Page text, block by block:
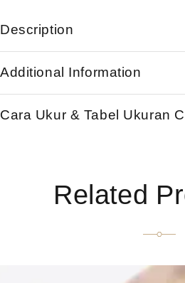
Description
Additional Information
Cara Ukur & Tabel Ukuran
Related